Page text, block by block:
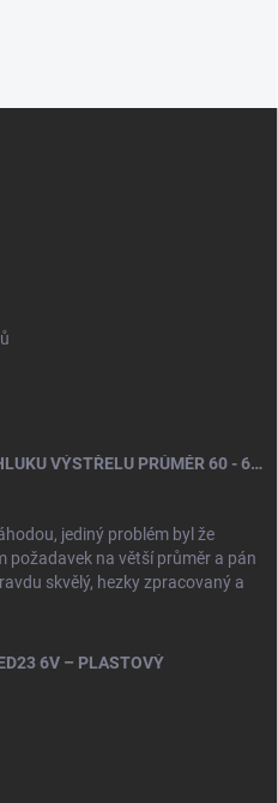
UNIVERZÁLNÍ DRŽÁK TLUMIČE HLUKU VÝSTŘELU PRŮMĚR 60 - 64,5 MM
jediný problém byl že
požadavek na větší průměr a pán
skvělý, hezky zpracovaný a
6V – PLASTOVÝ